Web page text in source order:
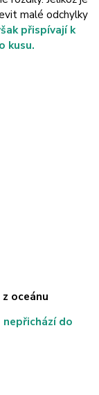
malé odchylky
přispívají k
kusu.
oceánu
do